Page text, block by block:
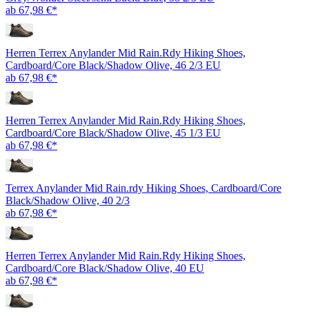
ab 67,98 €*
Herren Terrex Anylander Mid Rain.Rdy Hiking Shoes,
Cardboard/Core Black/Shadow Olive, 46 2/3 EU
ab 67,98 €*
Herren Terrex Anylander Mid Rain.Rdy Hiking Shoes,
Cardboard/Core Black/Shadow Olive, 45 1/3 EU
ab 67,98 €*
Terrex Anylander Mid Rain.rdy Hiking Shoes, Cardboard/Core
Black/Shadow Olive, 40 2/3
ab 67,98 €*
Herren Terrex Anylander Mid Rain.Rdy Hiking Shoes,
Cardboard/Core Black/Shadow Olive, 40 EU
ab 67,98 €*